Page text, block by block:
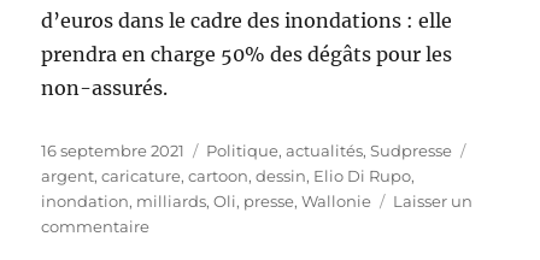
d’euros dans le cadre des inondations : elle
prendra en charge 50% des dégâts pour les
non-assurés.
Publié
le
16 septembre 2021 Catégories
Politique, actualités,Sudpresse
argent,caricature,cartoon,dessin, Elio Di Rupo,
inondation, milliards,Oli, presse,Wallonie
Laisser un
commentairesur